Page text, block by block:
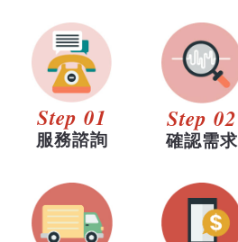
Step 01
服務諮詢
Step 02
確認需求